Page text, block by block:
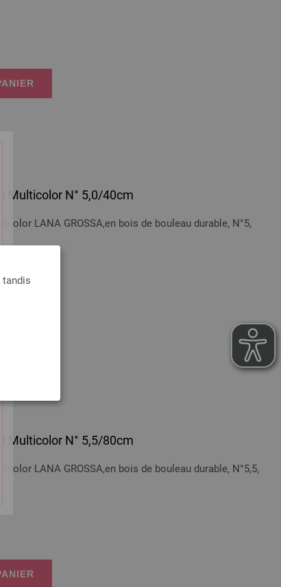
tandis
Multicolor N° 5,0/40cm
LANA GROSSA,en bois de bouleau durable, N°5,
Multicolor N° 5,5/80cm
LANA GROSSA,en bois de bouleau durable, N°5,5,